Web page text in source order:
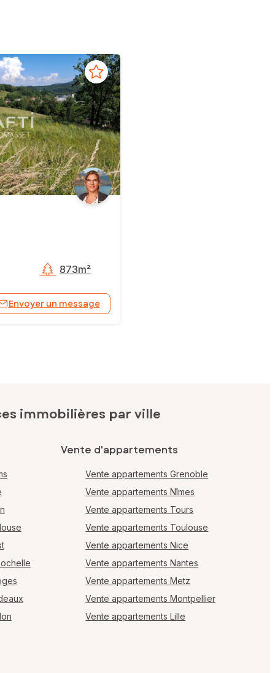
873m²
Envoyer un message
immobilières par ville
Vente d'appartements
Vente appartements Grenoble
Vente appartements Nîmes
Vente appartements Tours
Vente appartements Toulouse
Vente appartements Nice
Vente appartements Nantes
Vente appartements Metz
Vente appartements Montpellier
Vente appartements Lille